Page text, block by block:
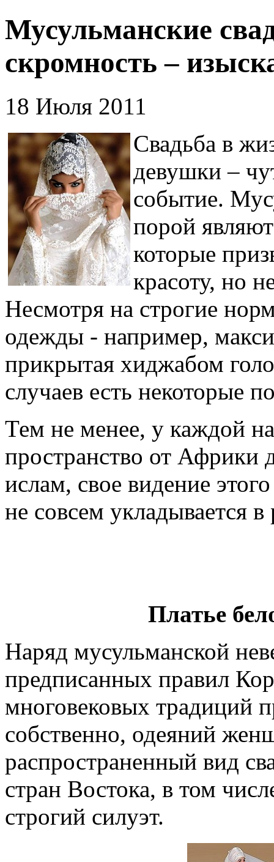
Мусульманские
скромность –
18 Июля 2011
Свадьба в
девушки –
событие.
порой
которые
красоту, но
Несмотря на строгие
одежды - например,
прикрытая хиджабом
случаев есть некоторые
Тем не менее, у каждой
пространство от
ислам, свое видение
не совсем укладывается
Платье
Наряд мусульманской
предписанных правил
многовековых традиций
собственно, одеяний
распространенный вид
стран Востока, в том
строгий силуэт.